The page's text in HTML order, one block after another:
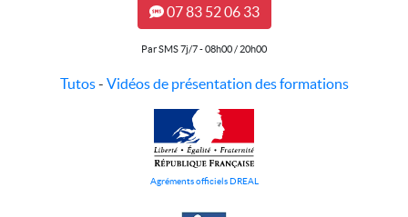
07 83 52 06 33
Par SMS 7j/7 - 08h00 / 20h00
Tutos- Vidéos de présentation des formations
Agréments officiels DREAL